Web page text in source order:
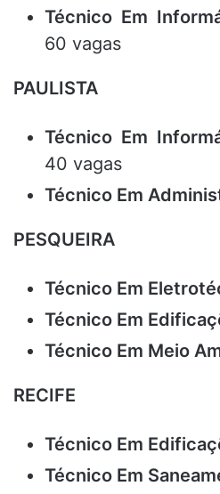
Técnico Em
60 vagas
PAULISTA
Técnico Em
40 vagas
Técnico Em
PESQUEIRA
Técnico Em
Técnico Em
Técnico Em Meio
RECIFE
Técnico Em
Técnico Em